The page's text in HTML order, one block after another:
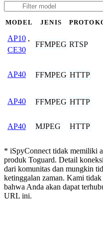
MODEL JENIS
AP10 ,
CE30
FFMPEG RTSP
AP40 FFMPEG HTTP
AP40 FFMPEG HTTP
AP40 MJPEG HTTP
* iSpyConnect tidak memiliki
produk Toguard. Detail
dari komunitas dan mungkin
ketinggalan zaman. Kami
bahwa Anda akan dapat
URL ini.